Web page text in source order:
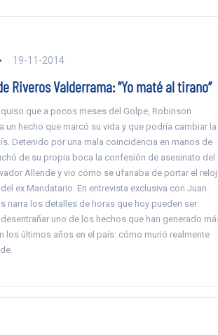
19-11-2014
Riveros Valderrama: “Yo maté al tirano”
que a pocos meses del Golpe, Robinson
un hecho que marcó su vida y que podría cambiar la
Detenido por una mala coincidencia en manos de
de su propia boca la confesión de asesinato del
Allende y vio cómo se ufanaba de portar el reloj
ex Mandatario. En entrevista exclusiva con Juan
narra los detalles de horas que hoy pueden ser
uno de los hechos que han generado
los últimos años en el país: cómo murió realmente